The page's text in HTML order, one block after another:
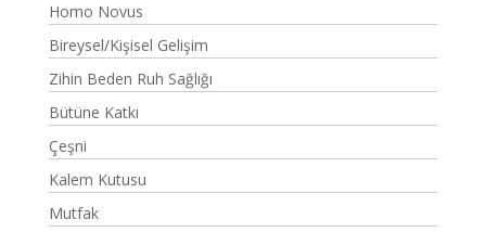
Homo Novus
Bireysel/Kişisel Gelişim
Zihin Beden Ruh Sağlığı
Bütüne Katkı
Çeşni
Kalem Kutusu
Mutfak